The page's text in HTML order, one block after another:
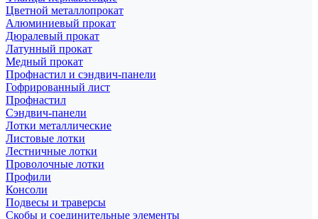
Цветной металлопрокат
Алюминиевый прокат
Дюралевый прокат
Латунный прокат
Медный прокат
Профнастил и сэндвич-панели
Гофрированный лист
Профнастил
Сэндвич-панели
Лотки металлические
Листовые лотки
Лестничные лотки
Проволочные лотки
Профили
Консоли
Подвесы и траверсы
Скобы и соединительные элементы